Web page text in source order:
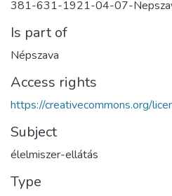
381-631-1921-04-07-
Is part of
Népszava
Access rights
https://creativecommons.org/
Subject
élelmiszer-ellátás
Type